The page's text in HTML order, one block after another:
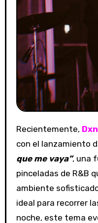
Recientemente,
con el lanzamiento
que me vaya”, una
pinceladas de R&B
ambiente
ideal para recorrer
noche, este tema